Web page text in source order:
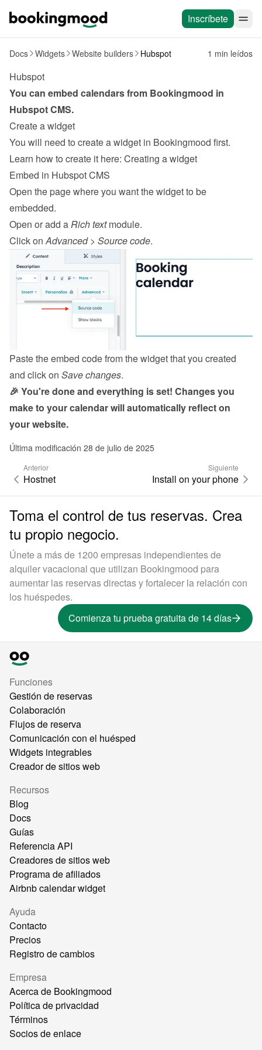
Inscríbete
Docs Widgets Website builders Hubspot 1 min leídos
Hubspot
HubspotCMS.
Create a widget
You will need to create a widget in Bookingmood first.
Learn how to create it here: Creating a widget
Embed in Hubspot CMS
Open the page where you want the widget to be
embedded.
Open or add a Rich text module.
Click on Advanced > Source code.
Paste the embed code from the widget that you created
and click on Save changes.
🎉 You're done and everything is set! Changes you
make to your calendar will automatically reflect on
your website.
Última modificación 28 de julio de 2025
Anterior
Hostnet
Siguiente
Install on your phone
Toma el control de tus reservas. Crea
tu propio negocio.
Únete a más de 1200 empresas independientes de
alquiler vacacional que utilizan Bookingmood para
aumentar las reservas directas y fortalecer la relación con
los huéspedes.
Comienza tu prueba gratuita de 14 días
Funciones
Gestión de reservas
Colaboración
Flujos de reserva
Comunicación con el huésped
Widgets integrables
Creador de sitios web
Recursos
Blog
Docs
Guías
Referencia API
Creadores de sitios web
Programa de afiliados
Airbnb calendar widget
Ayuda
Contacto
Precios
Registro de cambios
Empresa
Acerca de Bookingmood
Política de privacidad
Términos
Socios de enlace